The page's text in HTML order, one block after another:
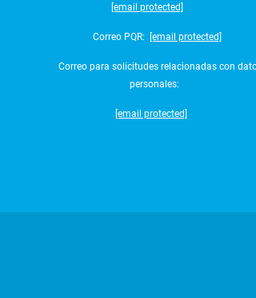
[email protected]
Correo PQR: [email protected]
Correo para solicitudes relacionadas con
personales:
[email protected]